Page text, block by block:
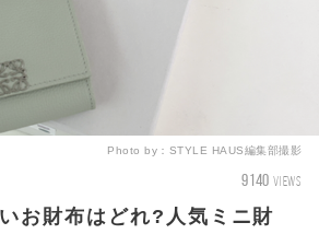
Photo by： STYLE HAUS編集部撮影
9140 VIEWS
お財布はどれ?人気ミニ財